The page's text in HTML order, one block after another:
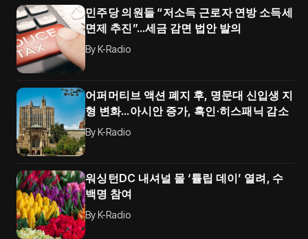
민주당 의원들 “저소득 근로자 연방 소득세
면제 추진”…세금 감면 법안 발의
ByK-Radio
어퍼머티브 액션 폐지 후, 명문대 신입생 지
형 변화…아시안 증가, 흑인·히스패닉 감소
ByK-Radio
워싱턴DC 내셔널 몰 ‘튤립 데이’ 열려, 수
백명 참여
ByK-Radio